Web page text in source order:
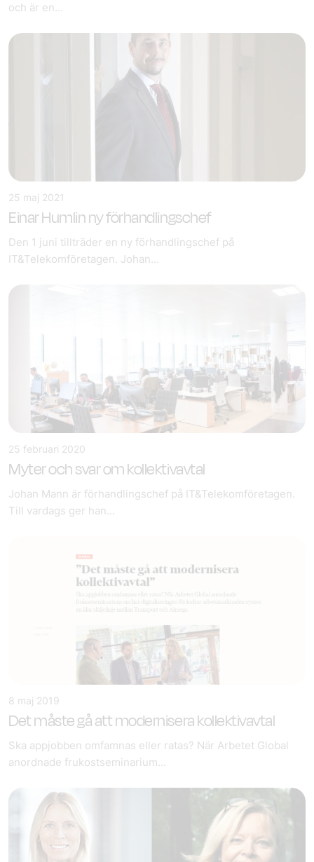
och är en...
25 maj 2021
Einar Humlin ny förhandlingschef
Den 1 juni tillträder en ny förhandlingschef på
IT&Telekomföretagen. Johan...
25 februari 2020
Myter och svar om kollektivavtal
Johan Mann är förhandlingschef på IT&Telekomföretagen.
Till vardags ger han...
8 maj 2019
Det måste gå att modernisera kollektivavtal
Ska appjobben omfamnas eller ratas? När Arbetet Global
anordnade frukostseminarium...